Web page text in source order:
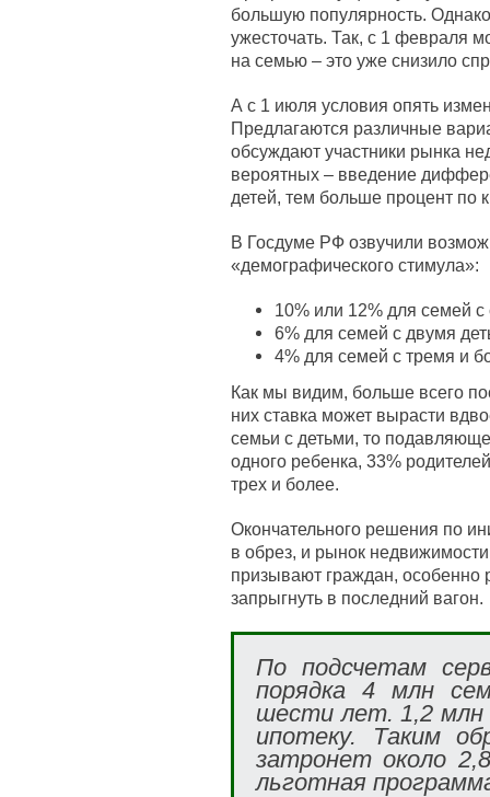
большую популярность.
ужесточать. Так, с 1 февраля
на семью – это уже снизило
А с 1 июля условия опять
Предлагаются различные
обсуждают участники рынка
вероятных – введение
детей, тем больше процент по
В Госдуме РФ озвучили
«демографического стимула»:
10% или 12% для семей
6% для семей с двумя
4% для семей с тремя и
Как мы видим, больше всего
них ставка может вырасти
семьи с детьми, то
одного ребенка, 33%
трех и более.
Окончательного решения по
в обрез, и рынок
призывают граждан, особенно
запрыгнуть в последний вагон.
По подсчетам
порядка 4 млн
шести лет. 1,2 млн
ипотеку. Таким
затронет около
льготная